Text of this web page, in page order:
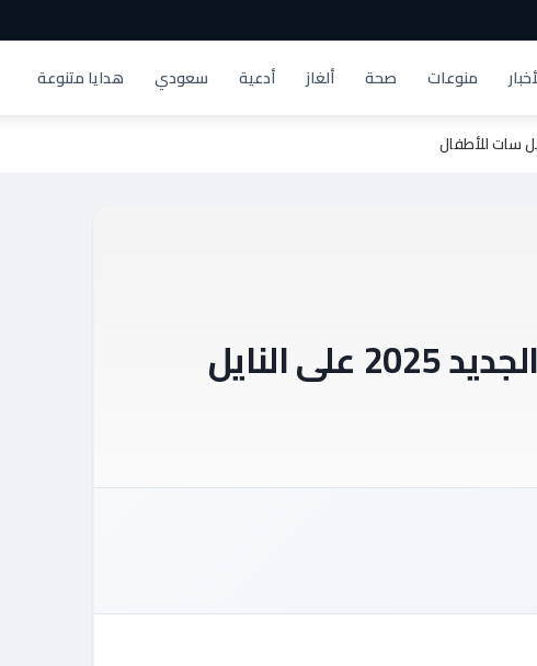
منوعات صحة ألغاز أدعية سعودي هدايا متنوعة
أحدث تردد قناة وناسة بيبي الجديد 2025 على النايل